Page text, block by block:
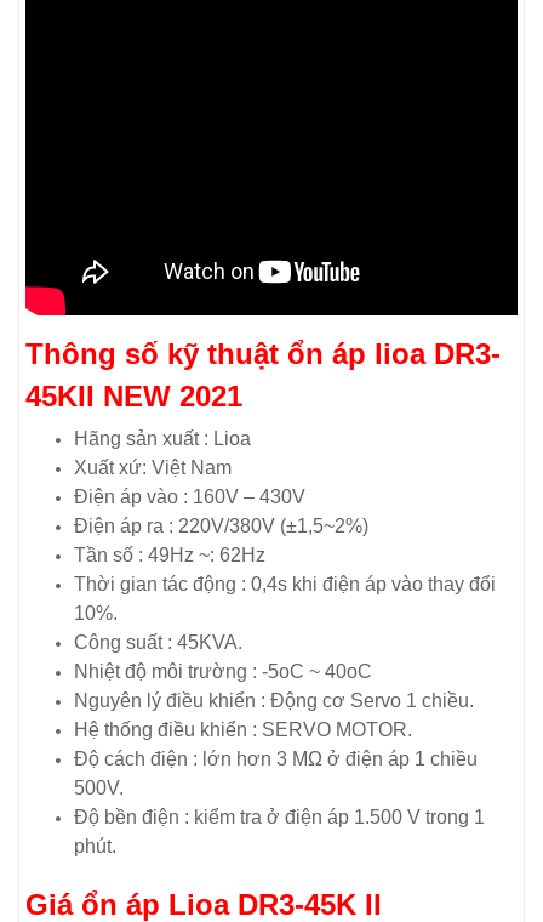
Thông số kỹ thuật ổn áp lioa DR3-
45KII NEW 2021
Hãng sản xuất : Lioa
Xuất xứ: Việt Nam
Điện áp vào : 160V – 430V
Điện áp ra : 220V/380V (±1,5~2%)
Tần số : 49Hz ~: 62Hz
Thời gian tác động : 0,4s khi điện áp vào thay đổi
10%.
Công suất : 45KVA.
Nhiệt độ môi trường : -5oC ~ 40oC
Nguyên lý điều khiển : Động cơ Servo 1 chiều.
Hệ thống điều khiển : SERVO MOTOR.
Độ cách điện : lớn hơn 3 MΩ ở điện áp 1 chiều
500V.
Độ bền điện : kiểm tra ở điện áp 1.500 V trong 1
phút.
Giá ổn áp Lioa DR3-45K II